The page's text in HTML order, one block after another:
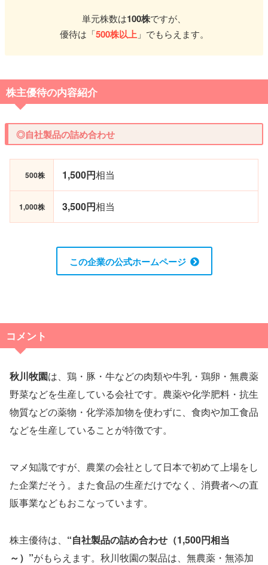
単元株数は100株ですが、
優待は「500株以上」でもらえます。
株主優待の内容紹介
◎自社製品の詰め合わせ
500株 1,500円相当
1,000株 3,500円相当
この企業の公式ホームページ
コメント
秋川牧園は、鶏・豚・牛などの肉類や牛乳・鶏卵・無農薬
野菜などを生産している会社です。農薬や化学肥料・抗生
物質などの薬物・化学添加物を使わずに、食肉や加工食品
などを生産していることが特徴です。
マメ知識ですが、農業の会社として日本で初めて上場をし
た企業だそう。また食品の生産だけでなく、消費者への直
販事業などもおこなっています。
株主優待は、 “自社製品の詰め合わせ（1,500円相当
～）”がもらえます。秋川牧園の製品は、無農薬・無添加